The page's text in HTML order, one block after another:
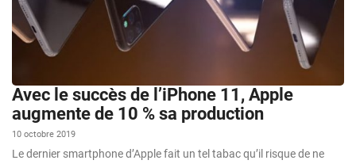
Avec le succès de l’iPhone 11, Apple
augmente de 10 % sa production
10 octobre 2019
Le dernier smartphone d’Apple fait un tel tabac qu’il risque de ne